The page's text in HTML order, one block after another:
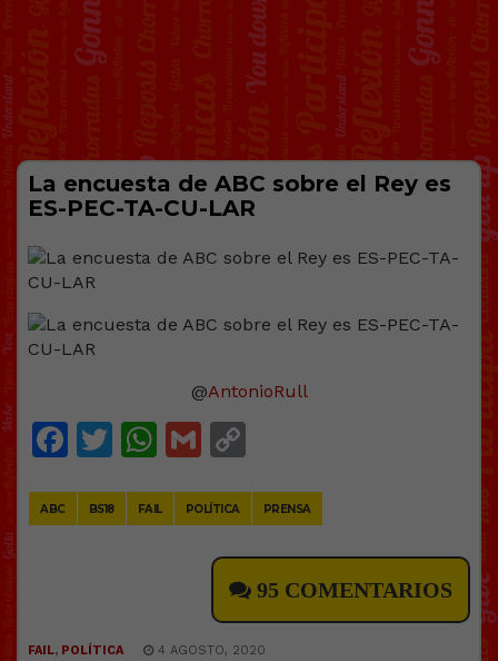
La encuesta de ABC sobre el Rey es
ES-PEC-TA-CU-LAR
@AntonioRull
Facebook
Twitter
WhatsApp
Gmail
ABC BS18 FAIL POLÍTICA PRENSA
95 COMENTARIOS
FAIL, POLÍTICA 4 AGOSTO, 2020